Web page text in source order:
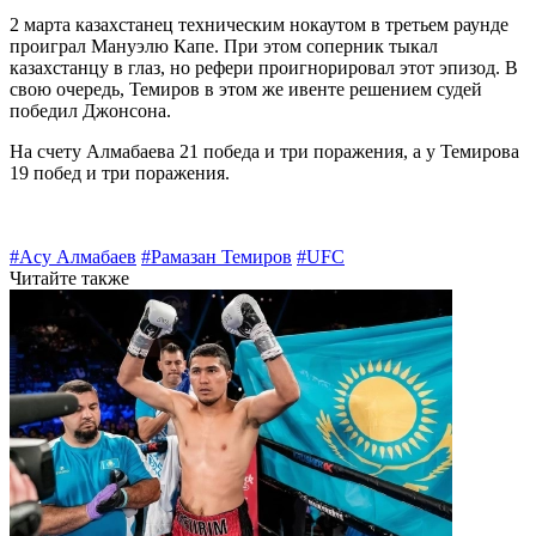
2 марта казахстанец техническим нокаутом в третьем раунде
проиграл Мануэлю Капе. При этом соперник тыкал
казахстанцу в глаз, но рефери проигнорировал этот эпизод. В
свою очередь, Темиров в этом же ивенте решением судей
победил Джонсона.
На счету Алмабаева 21 победа и три поражения, а у Темирова
19 побед и три поражения.
#Асу Алмабаев #Рамазан Темиров #UFC
Читайте также